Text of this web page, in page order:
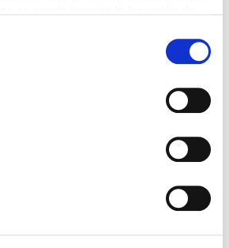
evitar las cookies en el navegador.
vez esta notificación navegar en
de nuevo. Le informamos que aún
las cookies de analytics, Google
forma.
0% SUCRES